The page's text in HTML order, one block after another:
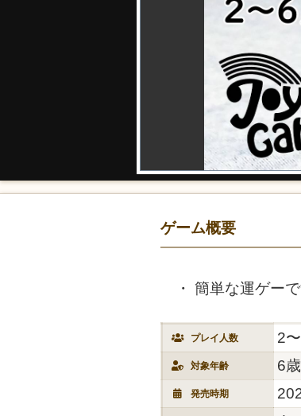
ゲーム概要
簡単な運ゲー
プレイ人数 2
対象年齢 6
発売時期